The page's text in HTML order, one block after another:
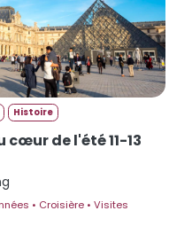
Histoire
cœur de l'été 11-13